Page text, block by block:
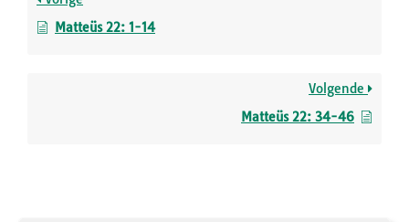
Matteüs 22: 1-14
Volgende
Matteüs 22: 34-46